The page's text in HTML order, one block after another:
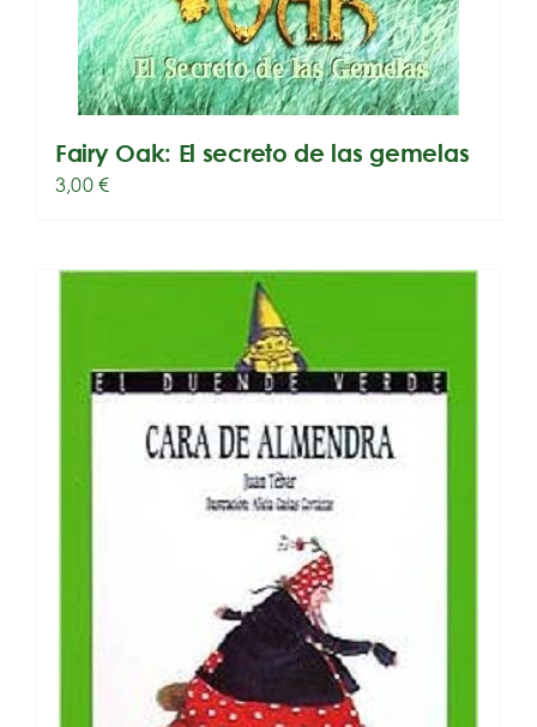
Fairy Oak: El secreto de las gemelas
3,00€